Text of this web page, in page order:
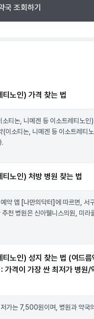
국 조회하기
노인) 가격 찾는 법
티논, 니메겐 등 이소트레티노인
소티논, 니메겐 등 이소트레티
.
노인) 처방 병원 찾는 법
약 앱 [나만의닥터] 에 따르면, 서
천 병원은 신아웰니스의원, 미라
노인) 성지 찾는 법 (여드름
가격이 가장 싼 최저가 병원/
가는 7,500원이며, 병원과 약국